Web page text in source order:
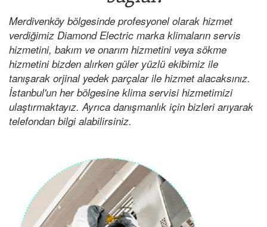
Merdivenköy bölgesinde profesyonel olarak hizmet
verdiğimiz Diamond Electric marka klimaların servis
hizmetini, bakım ve onarım hizmetini veya sökme
hizmetini bizden alırken güler yüzlü ekibimiz ile
tanışarak orjinal yedek parçalar ile hizmet alacaksınız.
İstanbul'un her bölgesine klima servisi hizmetimizi
ulaştırmaktayız. Ayrıca danışmanlık için bizleri arıyarak
telefondan bilgi alabilirsiniz.